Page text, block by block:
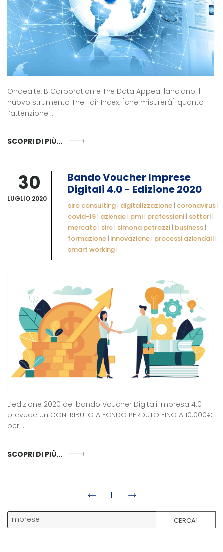
Ondealte, B Corporation e The Data Appeal lanciano il
nuovo strumento The Fair Index, [che misurerà] quanto
l’attenzione ...
SCOPRI DI PIÙ...
30
LUGLIO 2020
Bando Voucher Imprese
Digitali 4.0 - Edizione 2020
siro consulting | digitalizzazione | coronavirus |
covid-19 | aziende | pmi | professioni | settori |
mercato | siro | simona petrozzi | business |
formazione | innovazione | processi aziendali |
smart working |
L’edizione 2020 del bando Voucher Digitali Impresa 4.0
prevede un CONTRIBUTO A FONDO PERDUTO FINO A 10.000€
per ...
SCOPRI DI PIÙ...
1
CERCA!